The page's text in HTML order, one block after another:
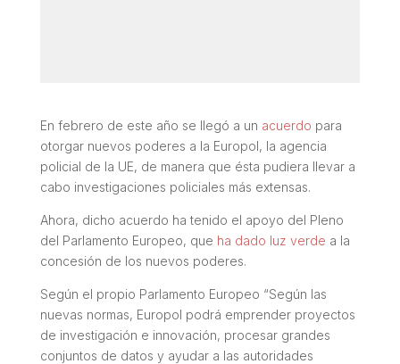
En febrero de este año se llegó a un acuerdo para
otorgar nuevos poderes a la Europol, la agencia
policial de la UE, de manera que ésta pudiera llevar a
cabo investigaciones policiales más extensas.
Ahora, dicho acuerdo ha tenido el apoyo del Pleno
del Parlamento Europeo, que ha dado luz verde a la
concesión de los nuevos poderes.
Según el propio Parlamento Europeo “Según las
nuevas normas, Europol podrá emprender proyectos
de investigación e innovación, procesar grandes
conjuntos de datos y ayudar a las autoridades